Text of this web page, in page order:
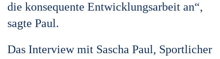
die konsequente Entwicklungsarbeit an“,
sagte Paul.
Das Interview mit Sascha Paul, Sportlicher